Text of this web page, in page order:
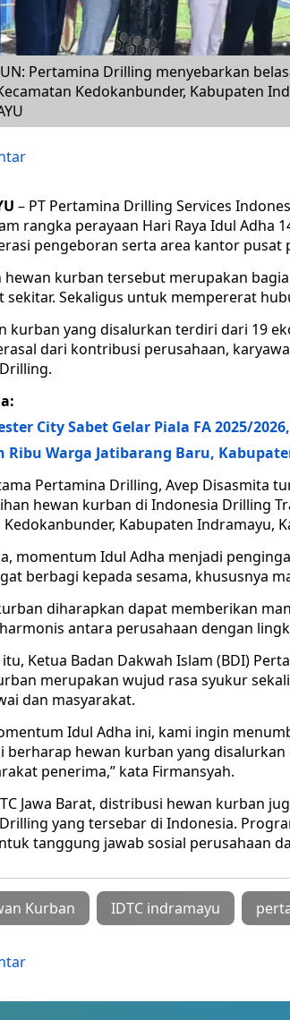
Pertamina Drilling menyebarkan
Kedokanbunder, Kabupaten
– PT Pertamina Drilling Services
rangka perayaan Hari Raya Idul Adha
pengeboran serta area kantor pusat
hewan kurban tersebut merupakan
sekitar. Sekaligus untuk mempererat
kurban yang disalurkan terdiri dari 19
dari kontribusi perusahaan,
City Sabet Gelar Piala FA 2025/
Ribu Warga Jatibarang Baru,
Pertamina Drilling, Avep Disasmita
hewan kurban di Indonesia Drilling
Kedokanbunder, Kabupaten Indramayu,
momentum Idul Adha menjadi
berbagi kepada sesama, khususnya
diharapkan dapat memberikan
antara perusahaan dengan
Ketua Badan Dakwah Islam (BDI)
merupakan wujud rasa syukur
dan masyarakat.
Idul Adha ini, kami ingin
berharap hewan kurban yang
penerima,” kata Firmansyah.
Jawa Barat, distribusi hewan kurban
yang tersebar di Indonesia.
tanggung jawab sosial perusahaan
Kurban IDTC indramayu